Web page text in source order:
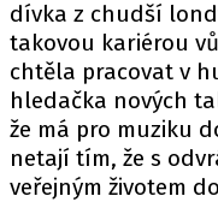
dívka z chudší
takovou kariérou
chtěla pracovat v
hledačka nových
že má pro muziku
netají tím, že s
veřejným životem